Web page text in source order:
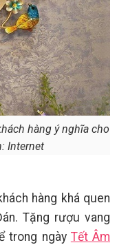
hàng ý nghĩa cho
Internet
hàng khá quen
Tặng rượu vang
trong ngày Tết Âm